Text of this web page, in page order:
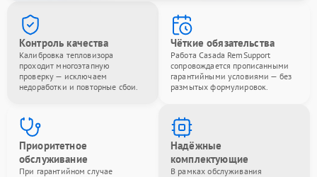
Контроль качества
Калибровка тепловизора
проходит многоэтапную
проверку — исключаем
недоработки и повторные сбои.
Чёткие обязательства
Работа Casada RemSupport
сопровождается прописанными
гарантийными условиями — без
размытых формулировок.
Приоритетное
обслуживание
При гарантийном случае
Надёжные
комплектующие
В рамках обслуживания